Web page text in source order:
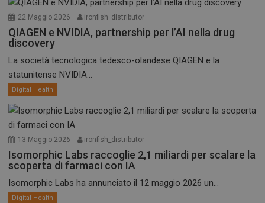
22 Maggio 2026 ironfish_distributor
QIAGEN e NVIDIA, partnership per l’AI nella drug
discovery
La società tecnologica tedesco-olandese QIAGEN e la
statunitense NVIDIA...
Digital Health
13 Maggio 2026 ironfish_distributor
Isomorphic Labs raccoglie 2,1 miliardi per scalare la
scoperta di farmaci con IA
Isomorphic Labs ha annunciato il 12 maggio 2026 un...
Digital Health